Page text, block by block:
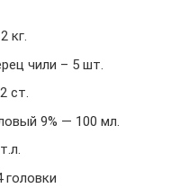
кг.
чили – 5 шт.
ст.
9% — 100 мл.
головки